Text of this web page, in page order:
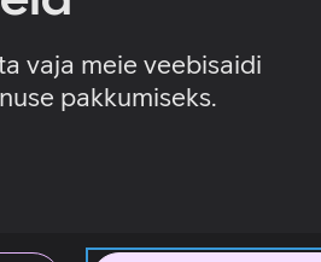
vaja meie veebisaidi
pakkumiseks.